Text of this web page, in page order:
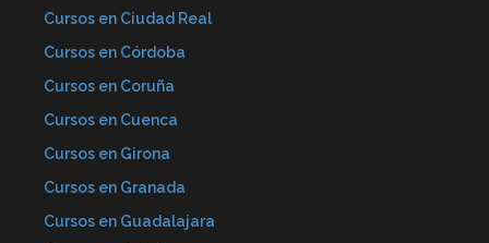
Cursos en Ciudad Real
Cursos en Córdoba
Cursos en Coruña
Cursos en Cuenca
Cursos en Girona
Cursos en Granada
Cursos en Guadalajara